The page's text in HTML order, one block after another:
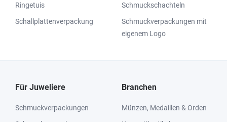
Ringetuis
Schallplattenverpackung
Schmuckschachteln
Schmuckverpackungen mit
eigenem Logo
Für Juweliere
Schmuckverpackungen
Branchen
Münzen, Medaillen & Orden